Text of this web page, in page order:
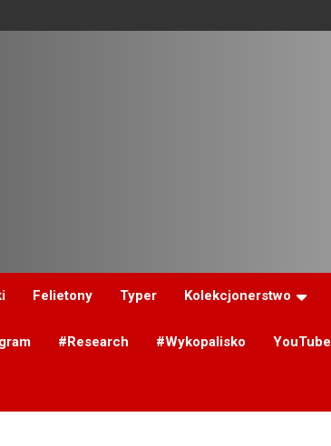
Felietony Typer Kolekcjonerstwo
#Research #Wykopalisko YouTube